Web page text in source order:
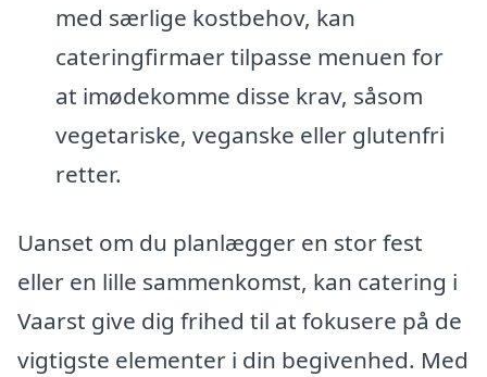
med særlige kostbehov, kan
cateringfirmaer tilpasse menuen for
at imødekomme disse krav, såsom
vegetariske, veganske eller glutenfri
retter.
Uanset om du planlægger en stor fest
eller en lille sammenkomst, kan catering i
Vaarst give dig frihed til at fokusere på de
vigtigste elementer i din begivenhed. Med